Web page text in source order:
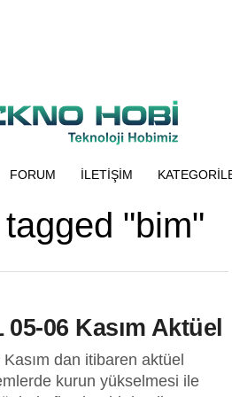
FORUM İLETIŞIM
"bim"
06 Kasım Aktüel
dan itibaren aktüel
kurun yükselmesi ile